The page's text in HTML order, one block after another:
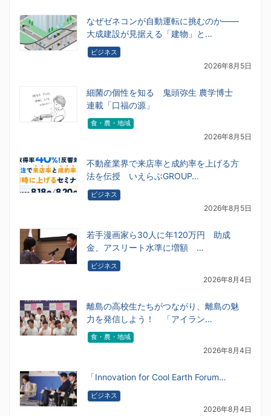
なぜゼネコンが自動運転に挑むのか――
大成建設が見据える「建物」と…
ビジネス
2026年8月5日
細菌の個性を知る 鬼頭弥生 農学博士
連載「口福の源」
食・農・地域
2026年8月5日
不動産業界で来店率と成約率を上げる方
法を伝授 いえらぶGROUP…
ビジネス
2026年8月5日
若手漫画家ら30人に年120万円 助成
金、アスリート水準に増額 …
ビジネス
2026年8月4日
離島の高校生たちがつながり、離島の魅
力を発信しよう！ 「アイラン…
食・農・地域
2026年8月4日
「Innovation for Cool Earth Forum…
ビジネス
2026年8月4日